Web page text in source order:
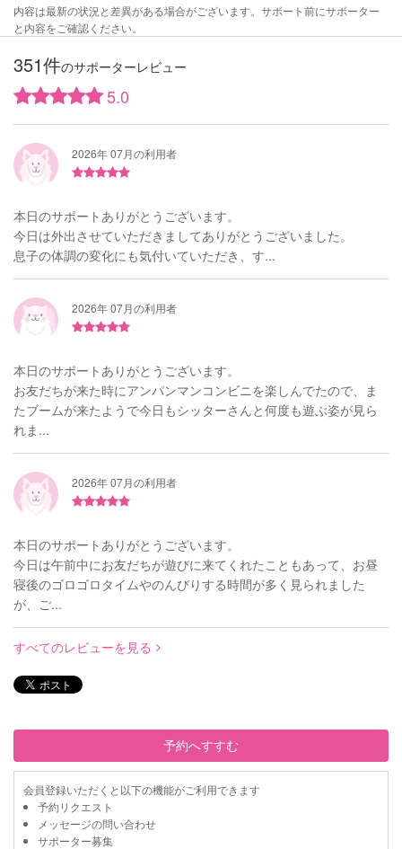
内容は最新の状況と差異がある場合がございます。サポート前にサポーター
と内容をご確認ください。
351件のサポーターレビュー
5.0
2026年 07月の利用者
本日のサポートありがとうございます。
今日は外出させていただきましてありがとうございました。
息子の体調の変化にも気付いていただき、す...
2026年 07月の利用者
本日のサポートありがとうございます。
お友だちが来た時にアンパンマンコンビニを楽しんでたので、ま
たブームが来たようで今日もシッターさんと何度も遊ぶ姿が見ら
れま...
2026年 07月の利用者
本日のサポートありがとうございます。
今日は午前中にお友だちが遊びに来てくれたこともあって、お昼
寝後のゴロゴロタイムやのんびりする時間が多く見られました
が、ご...
すべてのレビューを見る
予約へすすむ
会員登録いただくと以下の機能がご利用できます
予約リクエスト
メッセージの問い合わせ
サポーター募集